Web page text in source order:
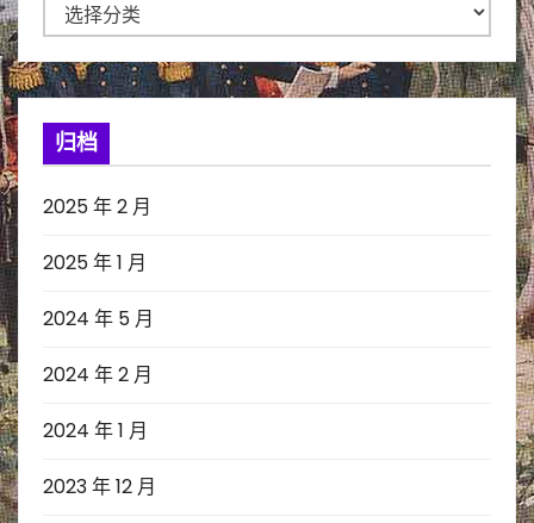
类
归档
2025 年 2 月
2025 年 1 月
2024 年 5 月
2024 年 2 月
2024 年 1 月
2023 年 12 月